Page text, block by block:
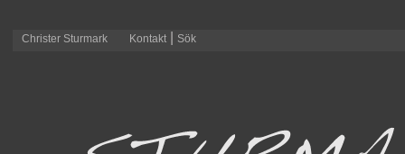
Christer Sturmark Kontakt| Sök